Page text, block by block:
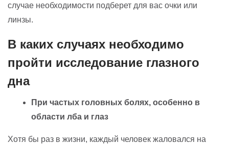
случае необходимости подберет для вас очки или
линзы.
В каких случаях необходимо
пройти исследование глазного
дна
При частых головных болях, особенно в
области лба и глаз
Хотя бы раз в жизни, каждый человек жаловался на